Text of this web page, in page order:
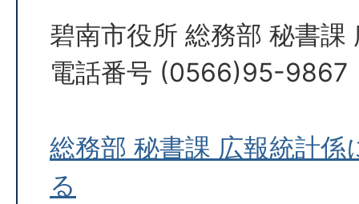
碧南市役所 総務部 秘書課
電話番号 (0566)95-9867
総務部 秘書課 広報統計係
る